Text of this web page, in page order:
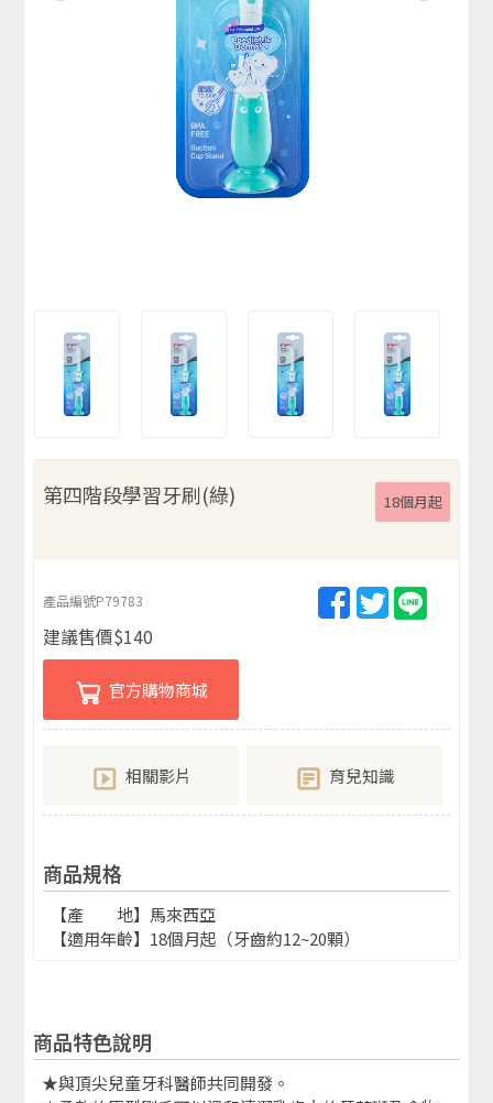
第四階段學習牙刷(綠) 18個月起
產品編號P79783
建議售價$140
官方購物商城
相關影片 育兒知識
商品規格
【產 地】馬來西亞
【適用年齡】18個月起（牙齒約12~20顆）
商品特色說明
★與頂尖兒童牙科醫師共同開發。